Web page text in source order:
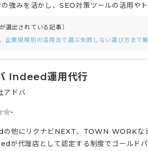
強みを活かし、SEO対策ツールの活用
ビス等に加え、DYMが独自に開発した
連絡、面接の自動日程調整を実現します。
出されている記事）
企業規模別の活用法で選ぶ失敗しない選び方まで
Indeed運用代行
アドバ
-
他にリクナビNEXT、TOWN WORKな
が代理店として認定する制度でゴールド